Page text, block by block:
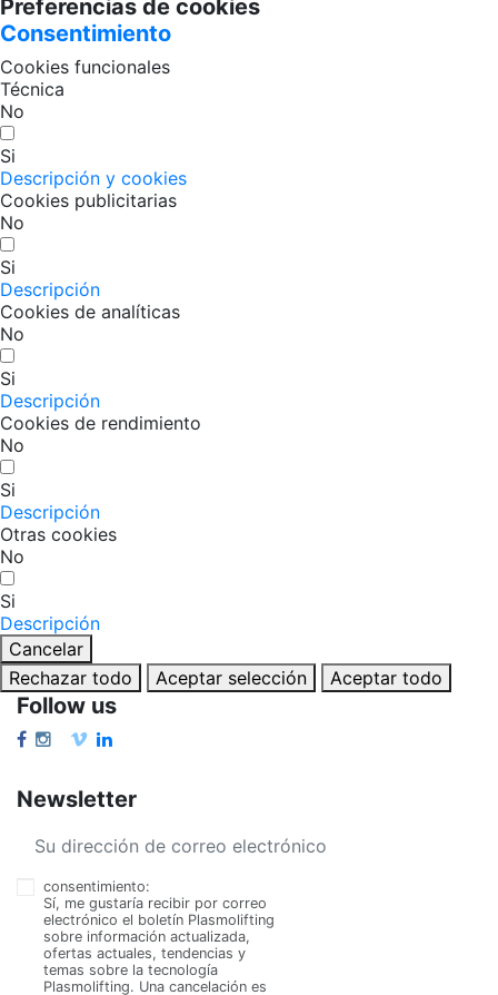
Preferencias de cookies
Consentimiento
Cookies funcionales
Técnica
No
Si
Descripción y cookies
Cookies publicitarias
No
Si
Descripción
Cookies de analíticas
No
Si
Descripción
Cookies de rendimiento
No
Si
Descripción
Otras cookies
No
Si
Descripción
Cancelar
Rechazar todo
Aceptar selección Aceptar todo
Follow us
Newsletter
consentimiento:
Sí, me gustaría recibir por correo
electrónico el boletín Plasmolifting
sobre información actualizada,
ofertas actuales, tendencias y
temas sobre la tecnología
Plasmolifting. Una cancelación es